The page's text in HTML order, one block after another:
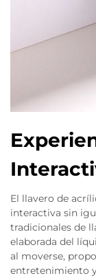
El llavero de
interactiva sin
tradicionales de
elaborada del
al moverse,
entretenimiento